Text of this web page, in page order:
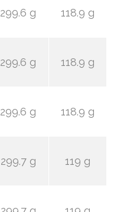
299.6 g 118.9 g
299.6 g 118.9 g
299.6 g 118.9 g
299.7 g 119 g